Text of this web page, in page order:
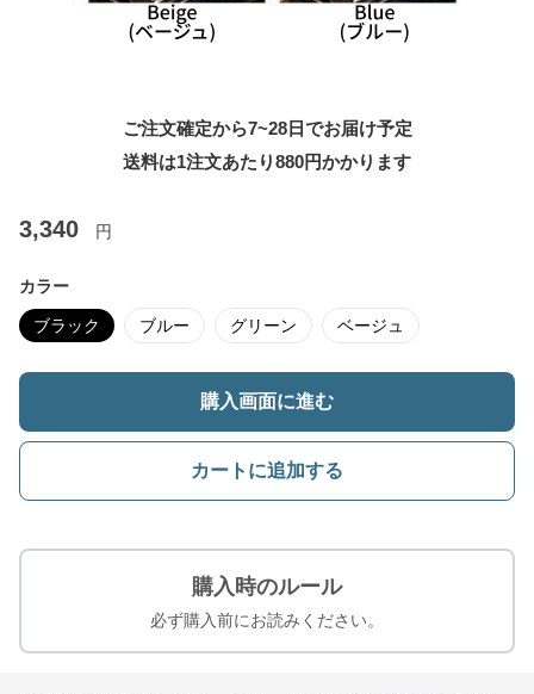
ご注文確定から7~28日でお届け予定
送料は1注文あたり880円かかります
3,340 円
カラー
ブラック ブルー グリーン ベージュ
購入画面に進む
カートに追加する
購入時のルール
必ず購入前にお読みください。